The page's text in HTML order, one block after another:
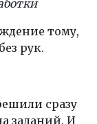
тому,
рук.
сразу
заданий. И